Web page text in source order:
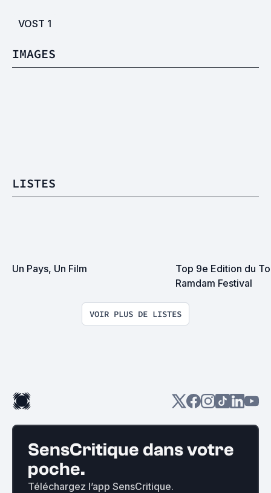
VOST 1
IMAGES
LISTES
Un Pays, Un Film
Top 9e Edition du
Ramdam Festival
VOIR PLUS DE LISTES
SensCritique dans votre
poche.
Téléchargez l’app SensCritique.